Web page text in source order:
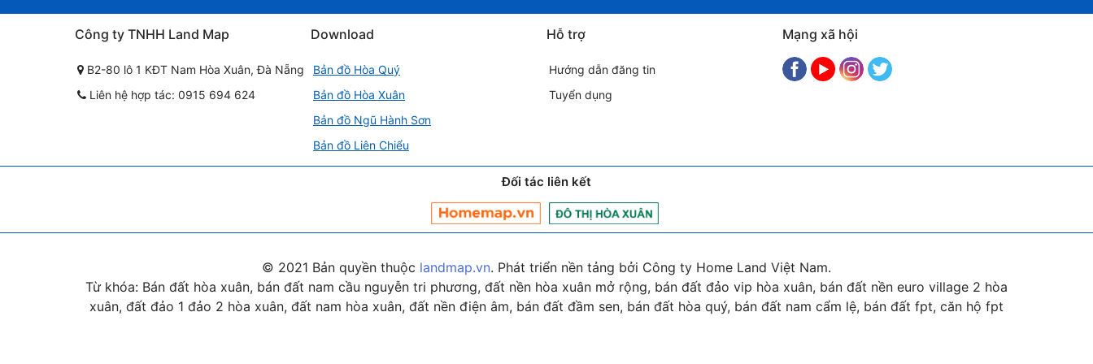
Công ty TNHH Land Map
B2-80 lô 1 KĐT Nam Hòa Xuân, Đà Nẵng
Liên hệ hợp tác: 0915 694 624
Download
Bản đồ Hòa Quý
Bản đồ Hòa Xuân
Bản đồ Ngũ Hành Sơn
Bản đồ Liên Chiểu
Hỗ trợ
Hướng dẫn đăng tin
Tuyển dụng
Mạng xã hội
Đối tác liên kết
© 2021 Bản quyền thuộc landmap.vn. Phát triển nền tảng bởi Công ty Home Land Việt Nam.
Từ khóa: Bán đất hòa xuân, bán đất nam cầu nguyễn tri phương, đất nền hòa xuân mở rộng, bán đất đảo vip hòa xuân, bán đất nền euro village 2 hòa
xuân, đất đảo 1 đảo 2 hòa xuân, đất nam hòa xuân, đất nền điện âm, bán đất đầm sen, bán đất hòa quý, bán đất nam cẩm lệ, bán đất fpt, căn hộ fpt